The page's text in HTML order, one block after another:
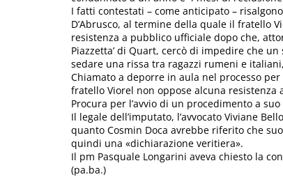
I fatti contestati – come anticipato –
D’Abrusco, al termine della quale il fratello
resistenza a pubblico ufficiale dopo che,
Piazzetta’ di Quart, cercò di impedire che
sedare una rissa tra ragazzi rumeni e
Chiamato a deporre in aula nel processo
fratello Viorel non oppose alcuna
Procura per l’avvio di un procedimento a
Il legale dell’imputato, l’avvocato Viviane
quanto Cosmin Doca avrebbe riferito che
quindi una «dichiarazione veritiera».
Il pm Pasquale Longarini aveva chiesto la
(pa.ba.)